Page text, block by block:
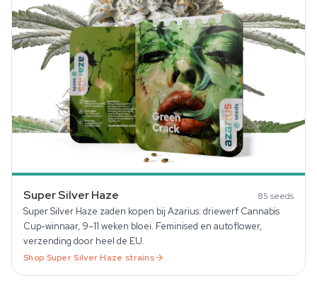
Super Silver Haze 85 seeds
Super Silver Haze zaden kopen bij Azarius: driewerf Cannabis
Cup-winnaar, 9–11 weken bloei. Feminised en autoflower,
verzending door heel de EU.
Shop Super Silver Haze strains